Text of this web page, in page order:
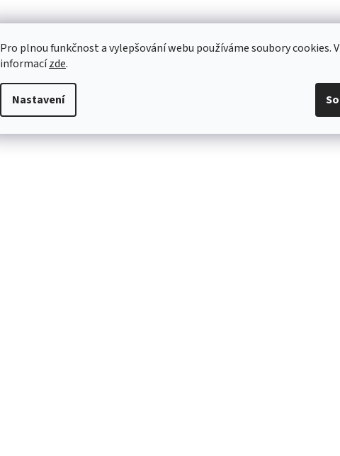
Pro plnou funkčnost a vylepšování webu používáme soubory cookies.
informacízde.
Nastavení